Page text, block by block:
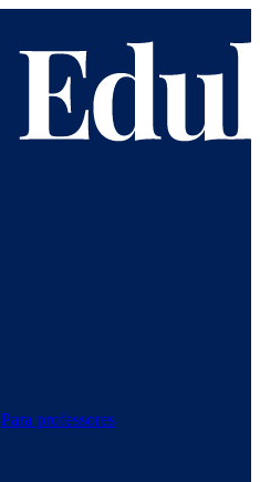
Para professores